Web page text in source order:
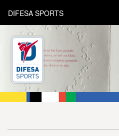
DIFESA SPORTS
HOME
AKTUEEL
OVER DIFESA SPORTS
TAEKWON-DO
OPEN DUTCH
WEBSHOP